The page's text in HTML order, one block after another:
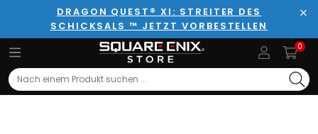
DRAGON QUEST® XI: STREITER DES
SCHICKSALS ™ JETZT VORBESTELLEN
0
Search